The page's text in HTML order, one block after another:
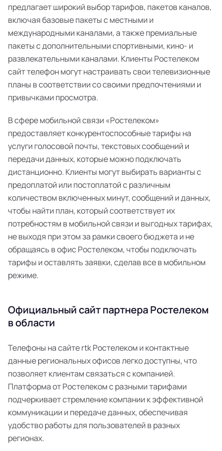
предлагает широкий выбор тарифов, пакетов каналов,
включая базовые пакеты с местными и
международными каналами, а также премиальные
пакеты с дополнительными спортивными, кино- и
развлекательными каналами. Клиенты Ростелеком
сайт телефон могут настраивать свои телевизионные
планы в соответствии со своими предпочтениями и
привычками просмотра.
В сфере мобильной связи «Ростелеком»
предоставляет конкурентоспособные тарифы на
услуги голосовой почты, текстовых сообщений и
передачи данных, которые можно подключать
дистанционно. Клиенты могут выбирать варианты с
предоплатой или постоплатой с различным
количеством включенных минут, сообщений и данных,
чтобы найти план, который соответствует их
потребностям в мобильной связи и выгодных тарифах,
не выходя при этом за рамки своего бюджета и не
обращаясь в офис Ростелеком, чтобы подключать
тарифы и оставлять заявки, сделав все в мобильном
режиме.
Официальный сайт партнера Ростелеком
в области
Телефоны на сайте rtk Ростелеком и контактные
данные региональных офисов легко доступны, что
позволяет клиентам связаться с компанией.
Платформа от Ростелеком с разными тарифами
подчеркивает стремление компании к эффективной
коммуникации и передаче данных, обеспечивая
удобство работы для пользователей в разных
регионах.